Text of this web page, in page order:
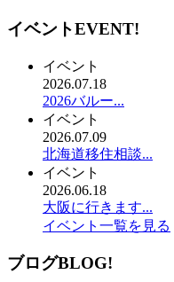
イベントEVENT!
イベント
2026.07.18
2026バルー...
イベント
2026.07.09
北海道移住相談...
イベント
2026.06.18
大阪に行きます...
イベント一覧を見る
ブログBLOG!